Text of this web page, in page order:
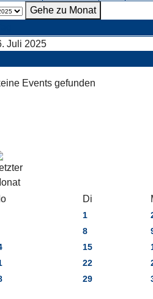
Gehe zu Monat
Juli 2025
Events gefunden
Di
1
8
15
22
29